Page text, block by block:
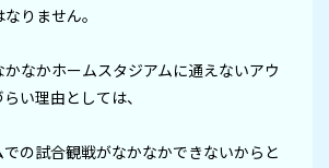
りません。
なかホームスタジアムに通えないアウ
い理由としては、
の試合観戦がなかなかできないからと